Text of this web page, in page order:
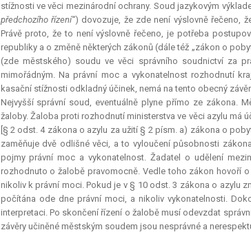
stížnosti ve věci mezinárodní ochrany. Soud jazykovým
předchozího řízení“) dovozuje, že zde není výslovně řečeno,
Právě proto, že to není výslovně řečeno, je potřeba
republiky a o změně některých zákonů (dále též „zákon o
(zde městského) soudu ve věci správního soudnictví za
mimořádným. Na právní moc a vykonatelnost rozhodnutí
kasační stížnosti odkladný účinek, nemá na tento obecný
Nejvyšší správní soud, eventuálně plyne přímo ze zákona.
žaloby. Žaloba proti rozhodnutí ministerstva ve věci azylu
[§ 2 odst. 4 zákona o azylu za užití § 2 písm. a) zákona o
zaměňuje dvě odlišné věci, a to vyloučení působnosti
pojmy právní moc a vykonatelnost. Žadatel o udělení
rozhodnuto o žalobě pravomocně. Vedle toho zákon hovoří
nikoliv k právní moci. Pokud je v § 10 odst. 3 zákona o azylu
počítána ode dne právní moci, a nikoliv vykonatelnosti.
interpretaci. Po skončení řízení o žalobě musí odevzdat
závěry učiněné městským soudem jsou nesprávné a